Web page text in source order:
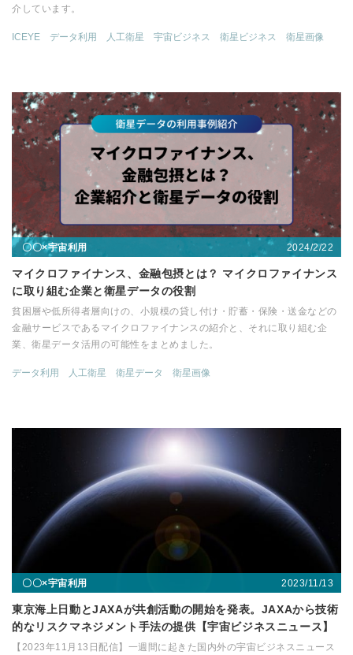
介しています。
ICEYE データ利用 人工衛星 宇宙ビジネス 衛星ビジネス 衛星画像
〇〇×宇宙利用 2024/2/22
マイクロファイナンス、金融包摂とは？ マイクロファイナンス
に取り組む企業と衛星データの役割
貧困層や低所得者層向けの、小規模の貸し付け・貯蓄・保険・送金などの
金融サービスであるマイクロファイナンスの紹介と、それに取り組む企
業、衛星データ活用の可能性をまとめました。
データ利用 人工衛星 衛星データ 衛星画像
〇〇×宇宙利用 2023/11/13
東京海上日動とJAXAが共創活動の開始を発表。JAXAから技術
的なリスクマネジメント手法の提供【宇宙ビジネスニュース】
【2023年11月13日配信】一週間に起きた国内外の宇宙ビジネスニュース